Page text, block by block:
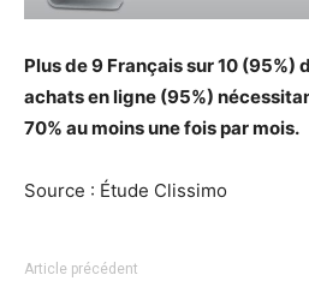
Plus de 9 Français sur 10 (95%)
achats en ligne (95%)
70% au moins une fois par mois.
Source : Étude Clissimo
Article précédent